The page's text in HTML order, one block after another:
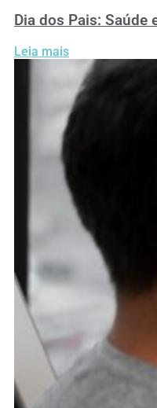
Dia dos Pais: Saúde
Leia mais